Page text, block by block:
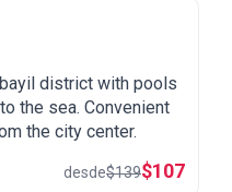
district with pools
the sea. Convenient
the city center.
desde$139$107